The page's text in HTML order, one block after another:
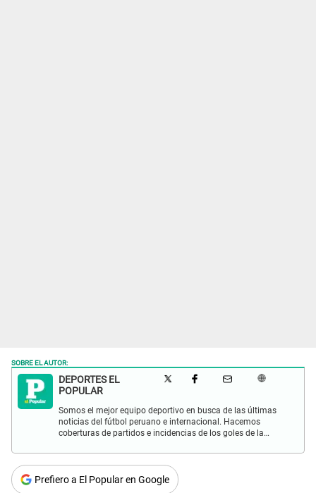
SOBRE EL AUTOR:
DEPORTES EL
POPULAR
Somos el mejor equipo deportivo en busca de las últimas
noticias del fútbol peruano e internacional. Hacemos
coberturas de partidos e incidencias de los goles de la
eventos deportivos.
Prefiero a El Popular en Google